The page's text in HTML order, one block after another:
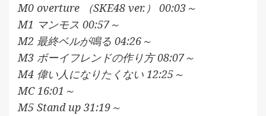
M0 overture （SKE48 ver.） 00:03～
M1 マンモス 00:57～
M2 最終ベルが鳴る 04:26～
M3 ボーイフレンドの作り方 08:07～
M4 偉い人になりたくない 12:25～
MC 16:01～
M5 Stand up 31:19～